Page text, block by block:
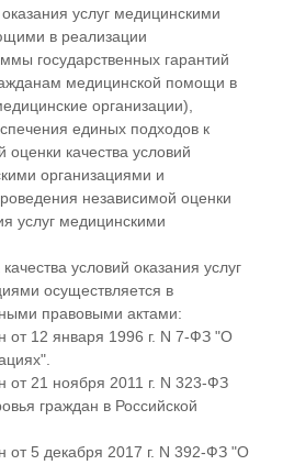
услуг медицинскими
в реализации
государственных гарантий
медицинской помощи в
организации),
единых подходов к
качества условий
организациями и
независимой оценки
услуг медицинскими
условий оказания услуг
осуществляется в
правовыми актами:
от 12 января 1996 г. N 7-ФЗ "О
от 21 ноября 2011 г. N 323-ФЗ
граждан в Российской
от 5 декабря 2017 г. N 392-ФЗ "О